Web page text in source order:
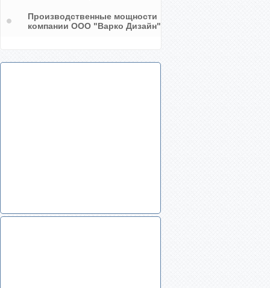
Производственные мощности
компании ООО "Варко Дизайн"